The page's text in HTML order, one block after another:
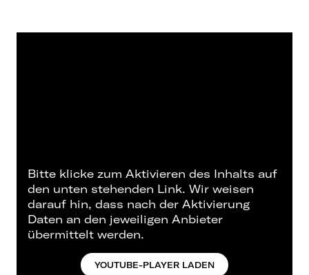
Bitte klicke zum Aktivieren des Inhalts auf
den unten stehenden Link. Wir weisen
darauf hin, dass nach der Aktivierung
Daten an den jeweiligen Anbieter
übermittelt werden.
YOUTUBE-PLAYER LADEN